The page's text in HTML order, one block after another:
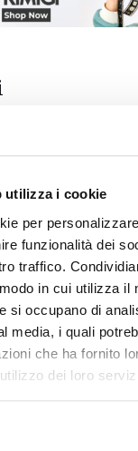
utilizza i cookie
per
funzionalità dei
traffico.
in cui utilizza il
si occupano di
media, i quali
che ha fornito
dei loro